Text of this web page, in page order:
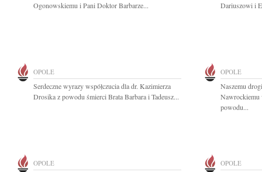
Ogonowskiemu i Pani Doktor Barbarze...
Dariuszowi i
OPOLE
Serdeczne wyrazy współczucia dla dr. Kazimierza
Drosika z powodu śmierci Brata Barbara i Tadeusz...
OPOLE
Naszemu
Nawrockiemu
powodu...
OPOLE OPOLE